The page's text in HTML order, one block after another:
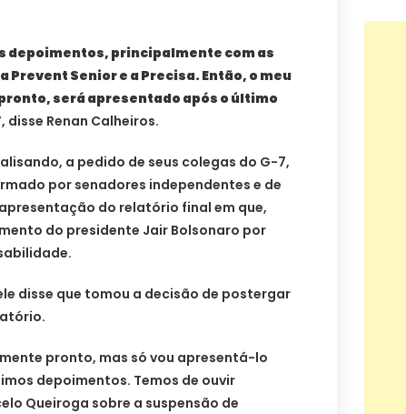
depoimentos, principalmente com as
Senior e a Precisa. Então, o meu
será apresentado após o último
, disse Renan Calheiros.
a pedido de seus colegas do G-7,
por senadores independentes e de
do relatório final em que,
do presidente Jair Bolsonaro por
disse que tomou a decisão de postergar
pronto, mas só vou apresentá-lo
depoimentos. Temos de ouvir
Queiroga sobre a suspensão de